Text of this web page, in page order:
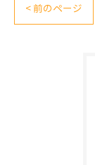
< 前のページ